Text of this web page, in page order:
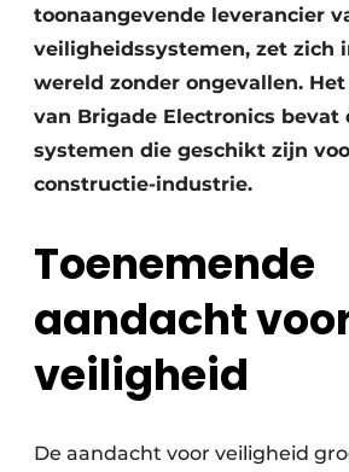
toonaangevende leverancier
veiligheidssystemen, zet zich
wereld zonder ongevallen.
van Brigade Electronics bevat
systemen die geschikt zijn
constructie-industrie.
Toenemende
aandacht
veiligheid
De aandacht voor veiligheid